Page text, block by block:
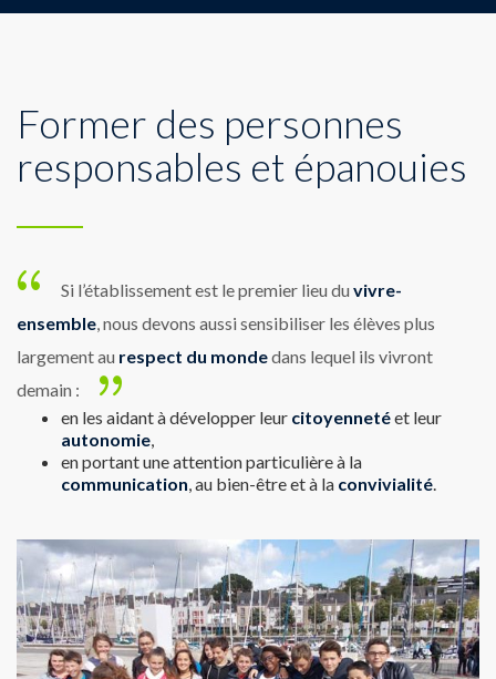
Former des personnes
responsables et épanouies
Si l’établissement est le premier lieu du vivre-
ensemble, nous devons aussi sensibiliser les élèves plus
largement au respect du mondedans lequel ils vivront
demain :
en les aidant à développer leur citoyennetéet leur
autonomie,
en portant une attention particulière à la
communication, au bien-être et à la convivialité.